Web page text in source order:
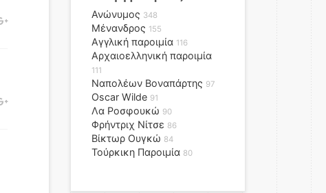
Ανώνυμος 348
Μένανδρος 155
Αγγλική παροιμία 116
Αρχαιοελληνική παροιμία
111
Ναπολέων Βοναπάρτης 97
Oscar Wilde 91
Λα Ροσφουκώ 90
Φρήντριχ Νίτσε 86
Βίκτωρ Ουγκώ 84
Τούρκικη Παροιμία 80